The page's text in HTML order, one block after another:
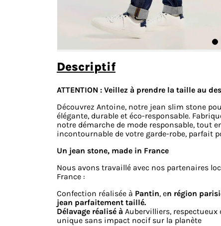
descriptif
ATTENTION : Veillez à prendre la taille au
Découvrez Antoine, notre jean slim stone
élégante, durable et éco-responsable.
notre démarche de mode responsable, tout
incontournable de votre garde-robe, parfait
Un jean stone, made in France
Nous avons travaillé avec nos partenaires
France :
Confection réalisée à Pantin, en région
jean parfaitement taillé.
Délavage réalisé à Aubervilliers,
unique sans impact nocif sur la planète